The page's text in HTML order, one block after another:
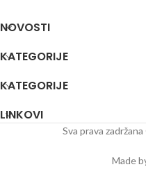
NOVOSTI
KATEGORIJE
KATEGORIJE
LINKOVI
Sva prava
Made